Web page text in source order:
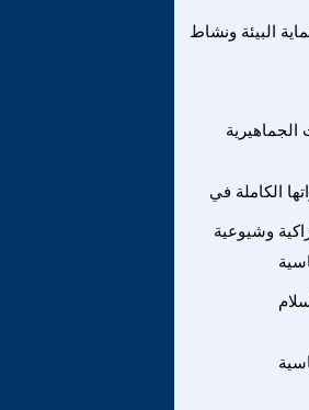
البيئة ونشاط
الجماهيرية
الكاملة في
وشيوعية